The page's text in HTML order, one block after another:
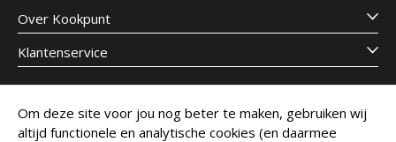
Over Kookpunt
Klantenservice
Meld je aan voor onze nieuwsbrief
E-mailadres
Om deze site voor jou nog beter te maken, gebruiken wij
altijd functionele en analytische cookies (en daarmee